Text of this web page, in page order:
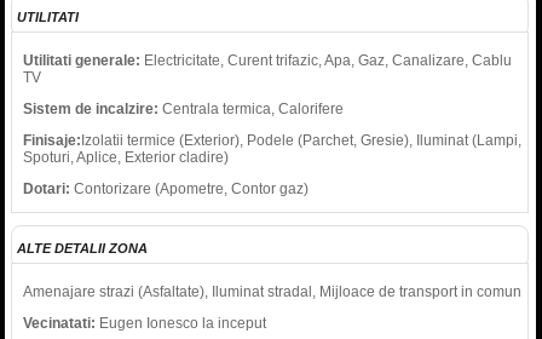
UTILITATI
Utilitati generale: Electricitate, Curent trifazic, Apa, Gaz, Canalizare, Cablu
TV
Sistem de incalzire: Centrala termica, Calorifere
Finisaje: Izolatii termice (Exterior), Podele (Parchet, Gresie), Iluminat (Lampi,
Spoturi, Aplice, Exterior cladire)
Dotari: Contorizare (Apometre, Contor gaz)
ALTE DETALII ZONA
Amenajare strazi (Asfaltate), Iluminat stradal, Mijloace de transport in comun
Vecinatati: Eugen Ionesco la inceput